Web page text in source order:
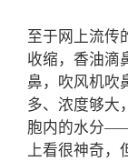
至于网上流传
收缩，香油滴
鼻，吹风机吹
多、浓度够大
胞内的水分
上看很神奇，